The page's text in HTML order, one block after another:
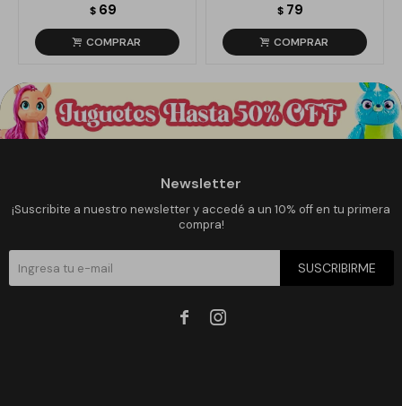
$ 69 $ 79
Newsletter
¡Suscribite a nuestro newsletter y accedé a un 10% off en tu primera
compra!
SUSCRIBIRME
 